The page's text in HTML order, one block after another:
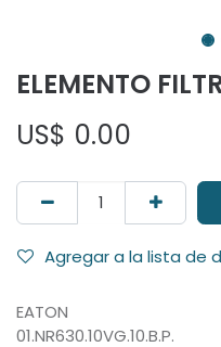
ELEMENTO
US$ 0.00
Agregar a la lista de
EATON
01.NR630.10VG.10.B.P.